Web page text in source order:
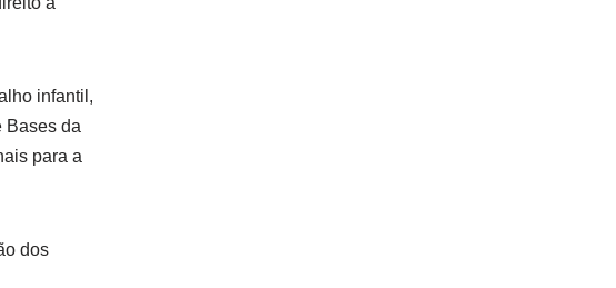
infantil,
Bases da
para a
dos